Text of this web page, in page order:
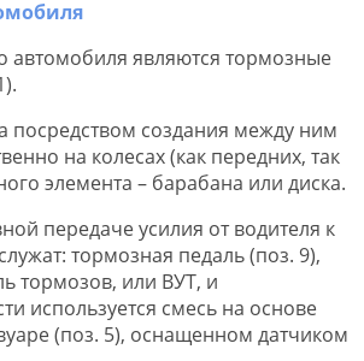
являются тормозные
посредством создания между ним
на колесах (как передних, так
элемента – барабана или диска.
передаче усилия от водителя к
тормозная педаль (поз. 9),
тормозов, или ВУТ, и
используется смесь на основе
(поз. 5), оснащенном датчиком